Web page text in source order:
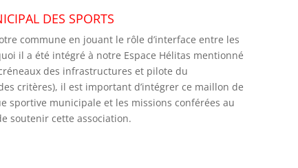
DES SPORTS
commune en jouant le rôle d’interface entre les
il a été intégré à notre Espace Hélitas mentionné
des infrastructures et pilote du
critères), il est important d’intégrer ce maillon de
sportive municipale et les missions conférées au
soutenir cette association.